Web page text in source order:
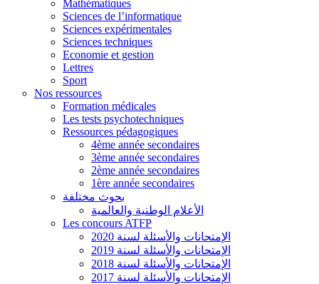
Mathématiques
Sciences de l’informatique
Sciences expérimentales
Sciences techniques
Economie et gestion
Lettres
Sport
Nos ressources
Formation médicales
Les tests psychotechniques
Ressources pédagogiques
4ème année secondaires
3ème année secondaires
2ème année secondaires
1ère année secondaires
بحوث مختلفة
الأعلام الوطنية والعالمية
Les concours ATFP
الإمتحانات والأسئلة لسنة 2020
الإمتحانات والأسئلة لسنة 2019
الإمتحانات والأسئلة لسنة 2018
الإمتحانات والأسئلة لسنة 2017